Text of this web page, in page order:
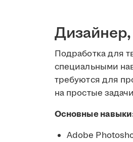
Подработка для
специальными
требуются для
на простые
Основные
Adobe